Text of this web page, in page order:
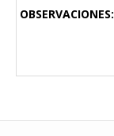
OBSERVACIONES: